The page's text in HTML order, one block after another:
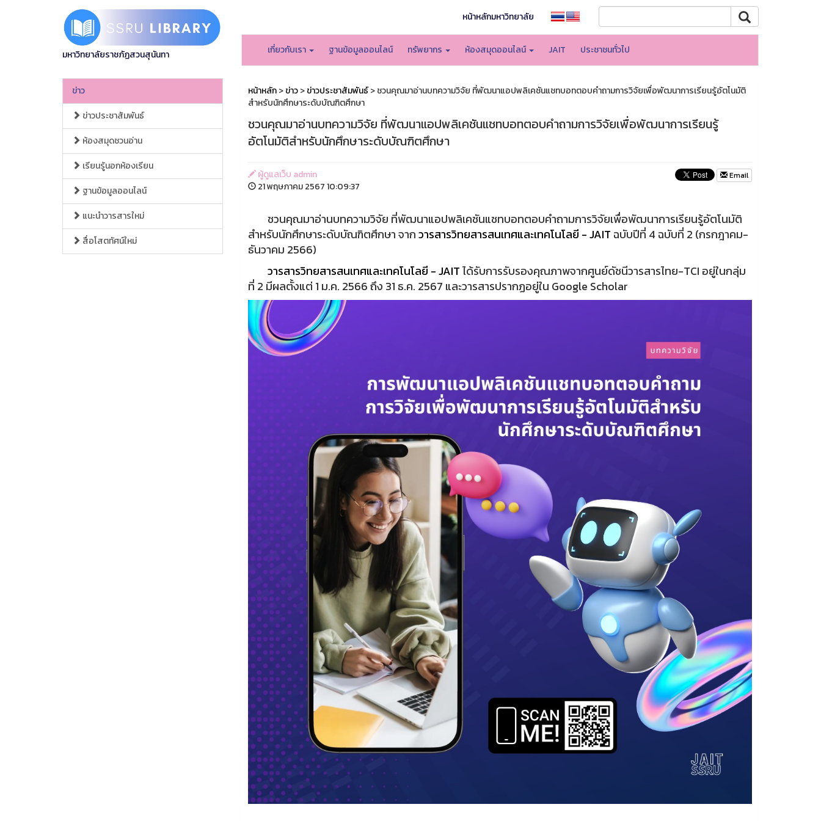
มหาวิทยาลัยราชภัฏสวนสุนันทา
หน้าหลักมหาวิทยาลัย
เกี่ยวกับเรา ฐานข้อมูลออนไลน์ ทรัพยากร ห้องสมุดออนไลน์ JAIT ประชาชนทั่วไป
ข่าว
ข่าวประชาสัมพันธ์
ห้องสมุดชวนอ่าน
เรียนรู้นอกห้องเรียน
ฐานข้อมูลออนไลน์
แนะนำวารสารใหม่
สื่อโสตทัศน์ใหม่
หน้าหลัก>ข่าว>ข่าวประชาสัมพันธ์> ชวนคุณมาอ่านบทความวิจัย ที่พัฒนาแอปพลิเคชันแชทบอทตอบคำถามการวิจัยเพื่อพัฒนาการเรียนรู้อัตโนมัติ
สำหรับนักศึกษาระดับบัณฑิตศึกษา
ชวนคุณมาอ่านบทความวิจัย ที่พัฒนาแอปพลิเคชันแชทบอทตอบคำถามการวิจัยเพื่อพัฒนาการเรียนรู้
อัตโนมัติสำหรับนักศึกษาระดับบัณฑิตศึกษา
ผู้ดูแลเว็บ admin
21 พฤษภาคม 2567 10:09:37
Email
ชวนคุณมาอ่านบทความวิจัย ที่พัฒนาแอปพลิเคชันแชทบอทตอบคำถามการวิจัยเพื่อพัฒนาการเรียนรู้อัตโนมัติ
สำหรับนักศึกษาระดับบัณฑิตศึกษา จากวารสารวิทยสารสนเทศและเทคโนโลยี - JAIT ฉบับปีที่ 4 ฉบับที่ 2 (กรกฎาคม-
ธันวาคม 2566)
วารสารวิทยสารสนเทศและเทคโนโลยี - JAITได้รับการรับรองคุณภาพจากศูนย์ดัชนีวารสารไทย-TCI อยู่ในกลุ่ม
ที่ 2 มีผลตั้งแต่ 1 ม.ค. 2566 ถึง 31 ธ.ค. 2567 และวารสารปรากฏอยู่ใน Google Scholar